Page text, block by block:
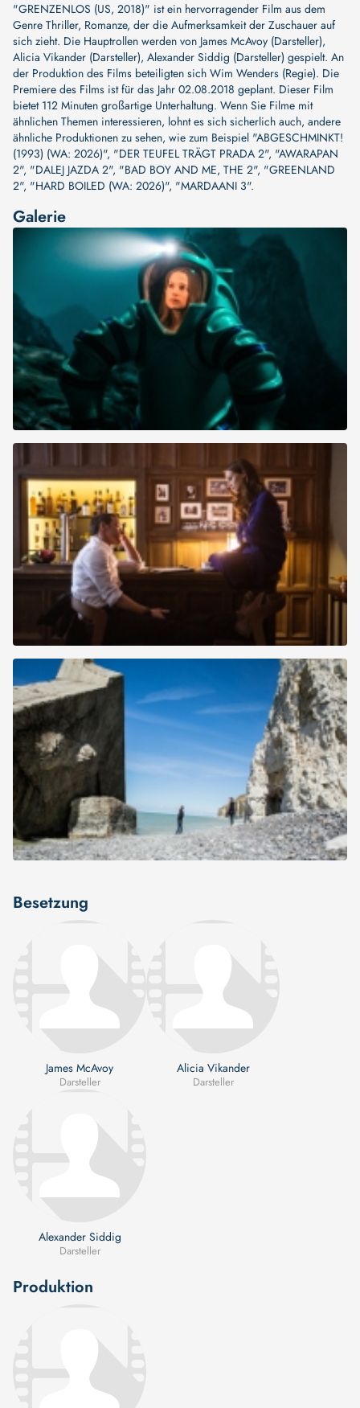
"GRENZENLOS (US, 2018)" ist ein hervorragender Film aus dem
Genre Thriller, Romanze, der die Aufmerksamkeit der Zuschauer auf
sich zieht. Die Hauptrollen werden von James McAvoy (Darsteller),
Alicia Vikander (Darsteller), Alexander Siddig (Darsteller) gespielt. An
der Produktion des Films beteiligten sich Wim Wenders (Regie). Die
Premiere des Films ist für das Jahr 02.08.2018 geplant. Dieser Film
bietet 112 Minuten großartige Unterhaltung. Wenn Sie Filme mit
ähnlichen Themen interessieren, lohnt es sich sicherlich auch, andere
ähnliche Produktionen zu sehen, wie zum Beispiel "ABGESCHMINKT!
(1993) (WA: 2026)", "DER TEUFEL TRÄGT PRADA 2", "AWARAPAN
2", "DALEJ JAZDA 2", "BAD BOY AND ME, THE 2", "GREENLAND
2", "HARD BOILED (WA: 2026)", "MARDAANI 3".
Galerie
Besetzung
James McAvoy
Darsteller
Alicia Vikander
Darsteller
Alexander Siddig
Darsteller
Produktion